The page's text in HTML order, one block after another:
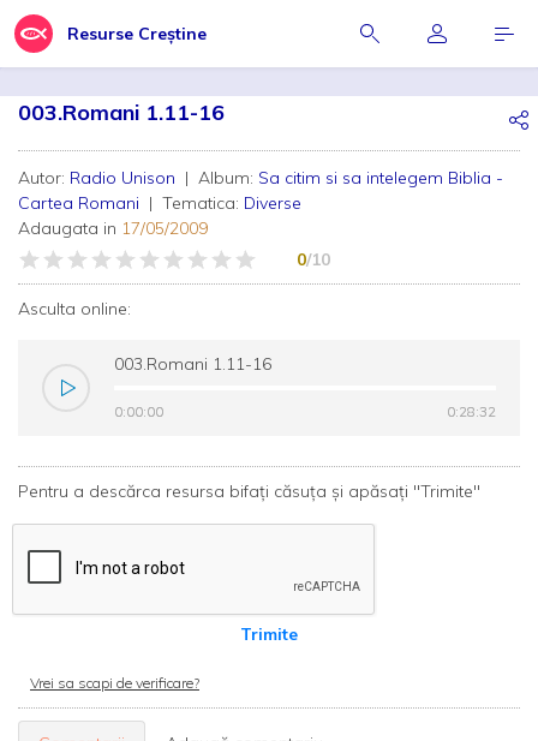
Resurse Creștine
003.Romani 1.11-16
Autor: Radio Unison | Album: Sa citim si sa intelegem Biblia -
Cartea Romani | Tematica: Diverse
Adaugata in 17/05/2009
0/10
Asculta online:
003.Romani 1.11-16
0:00:00 0:28:32
0:00:00 0:28:32
Pentru a descărca resursa bifați căsuța și apăsați "Trimite"
Trimite
Vrei sa scapi de verificare?